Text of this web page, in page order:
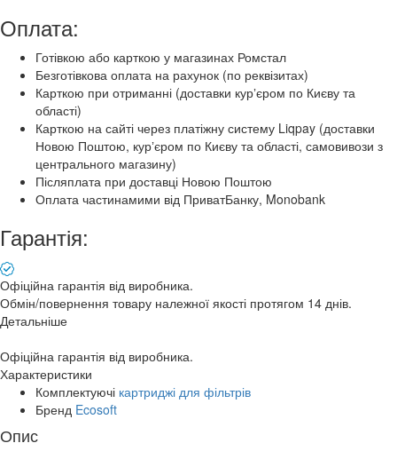
Оплата:
Готівкою або карткою у магазинах Ромстал
Безготівкова оплата на рахунок (по реквізитах)
Карткою при отриманні (доставки курʼєром по Києву та
області)
Карткою на сайті через платіжну систему Liqpay (доставки
Новою Поштою, курʼєром по Києву та області, самовивози з
центрального магазину)
Післяплата при доставці Новою Поштою
Оплата частинамими від ПриватБанку, Monobank
Гарантія:
Офіційна гарантія від виробника.
Обмін/повернення товару належної якості протягом 14 днів.
Детальніше
Офіційна гарантія від виробника.
Характеристики
Комплектуючі картриджі для фільтрів
Бренд Ecosoft
Опис